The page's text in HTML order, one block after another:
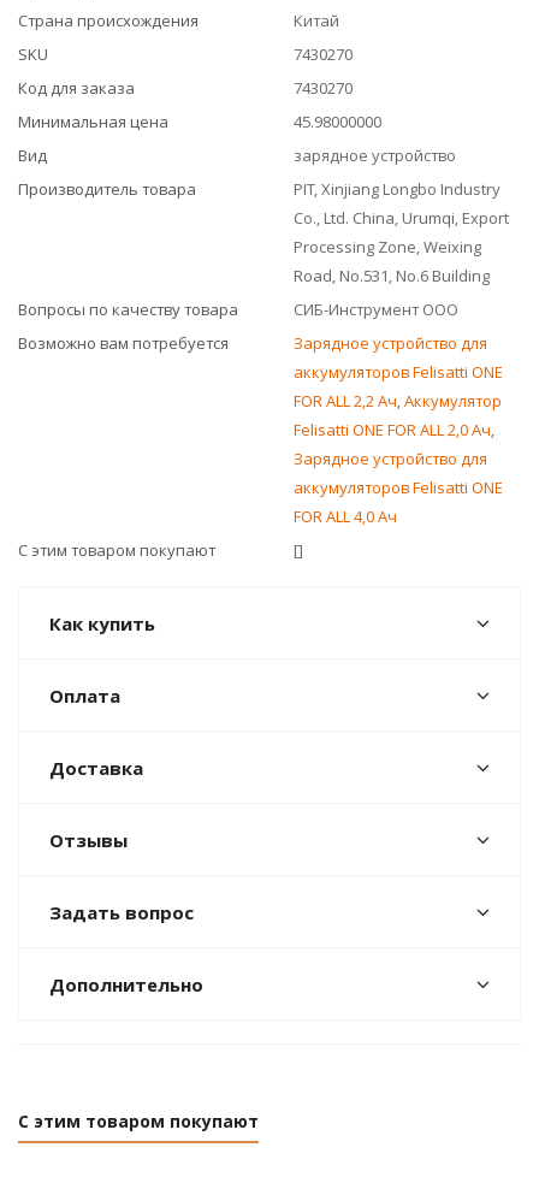
Страна происхождения
Китай
SKU
7430270
Код для заказа
7430270
Минимальная цена
45.98000000
Вид
зарядное устройство
Производитель товара
PIT, Xinjiang Longbo Industry
Co., Ltd. China, Urumqi, Export
Processing Zone, Weixing
Road, No.531, No.6 Building
Вопросы по качеству товара
СИБ-Инструмент ООО
Возможно вам потребуется
Зарядное устройство для
аккумуляторов Felisatti ONE
FOR ALL 2,2 Ач,Аккумулятор
Felisatti ONE FOR ALL 2,0 Ач,
Зарядное устройство для
аккумуляторов Felisatti ONE
FOR ALL 4,0 Ач
С этим товаром покупают
[]
Как купить
Оплата
Доставка
Отзывы
Задать вопрос
Дополнительно
С этим товаром покупают